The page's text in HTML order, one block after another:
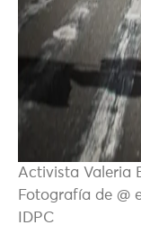
Activista Valeria
Fotografía de @
IDPC